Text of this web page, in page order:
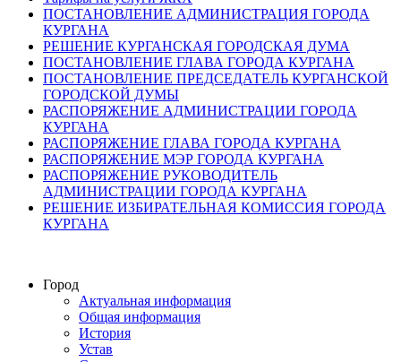
ПОСТАНОВЛЕНИЕ АДМИНИСТРАЦИЯ ГОРОДА
КУРГАНА
РЕШЕНИЕ КУРГАНСКАЯ ГОРОДСКАЯ ДУМА
ПОСТАНОВЛЕНИЕ ГЛАВА ГОРОДА КУРГАНА
ПОСТАНОВЛЕНИЕ ПРЕДСЕДАТЕЛЬ КУРГАНСКОЙ
ГОРОДСКОЙ ДУМЫ
РАСПОРЯЖЕНИЕ АДМИНИСТРАЦИИ ГОРОДА
КУРГАНА
РАСПОРЯЖЕНИЕ ГЛАВА ГОРОДА КУРГАНА
РАСПОРЯЖЕНИЕ МЭР ГОРОДА КУРГАНА
РАСПОРЯЖЕНИЕ РУКОВОДИТЕЛЬ
АДМИНИСТРАЦИИ ГОРОДА КУРГАНА
РЕШЕНИЕ ИЗБИРАТЕЛЬНАЯ КОМИССИЯ ГОРОДА
КУРГАНА
Город
Актуальная информация
Общая информация
История
Устав